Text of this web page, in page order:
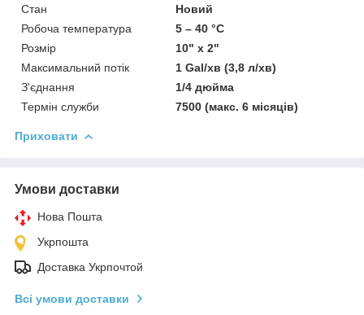
Стан
Новий
Робоча температура
5 – 40 °C
Розмір
10" x 2"
Максимальний потік
1 Gal/хв (3,8 л/хв)
З'єднання
1/4 дюйма
Термін служби
7500 (макс. 6 місяців)
Приховати
Умови доставки
Нова Пошта
Укрпошта
Доставка Укрпочтой
Всі умови доставки